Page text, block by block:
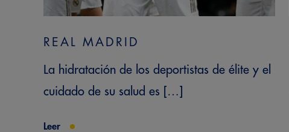
REAL MADRID
La hidratación de los deportistas de élite y el
cuidado de su salud es […]
Leer